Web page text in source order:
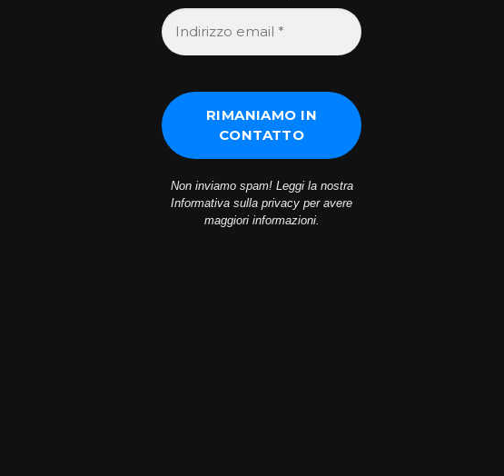
Non inviamo spam! Leggi la nostra
Informativa sulla privacy per avere
maggiori informazioni.